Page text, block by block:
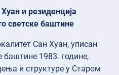
и резиденција
светске баштине
Сан Хуан, уписан
1983. године,
и структуре у Старом